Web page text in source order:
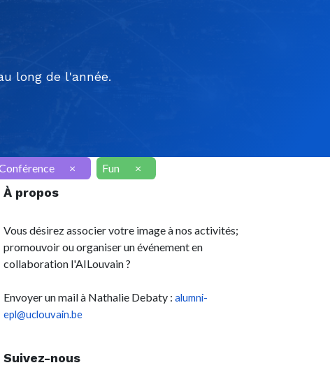
long de l'année.
× Fun ×
À propos
Vous désirez associer votre image à nos activités;
promouvoir ou organiser un événement en
collaboration l'AILouvain ?
Envoyer un mail à Nathalie Debaty : alumni-
epl@uclouvain.be
Suivez-nous